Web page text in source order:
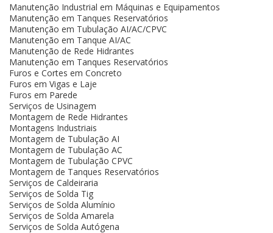
Manutenção Industrial em Máquinas e Equipamentos
Manutenção em Tanques Reservatórios
Manutenção em Tubulação AI/AC/CPVC
Manutenção em Tanque AI/AC
Manutenção de Rede Hidrantes
Manutenção em Tanques Reservatórios
Furos e Cortes em Concreto
Furos em Vigas e Laje
Furos em Parede
Serviços de Usinagem
Montagem de Rede Hidrantes
Montagens Industriais
Montagem de Tubulação AI
Montagem de Tubulação AC
Montagem de Tubulação CPVC
Montagem de Tanques Reservatórios
Serviços de Caldeiraria
Serviços de Solda Tig
Serviços de Solda Alumínio
Serviços de Solda Amarela
Serviços de Solda Autógena